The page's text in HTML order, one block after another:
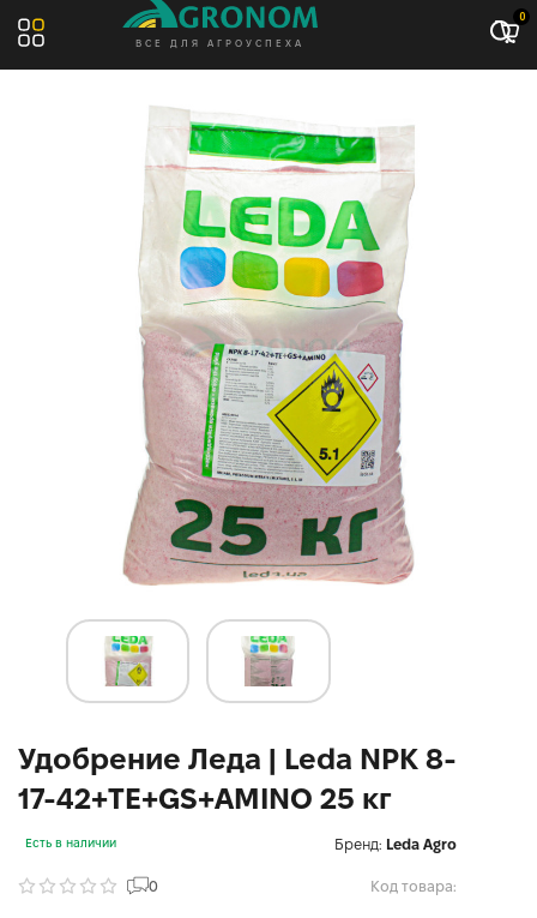
ВСЕ ДЛЯ АГРОУСПЕХА
0
Удобрение Леда | Leda NPK 8-
17-42+TE+GS+AMINO 25 кг
Есть в наличии Бренд: Leda Agro
0 Код товара: